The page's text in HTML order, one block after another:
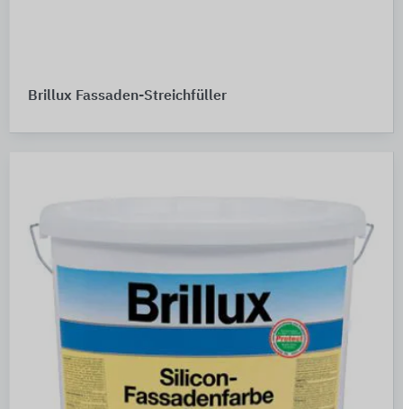
Brillux Fassaden-Streichfüller